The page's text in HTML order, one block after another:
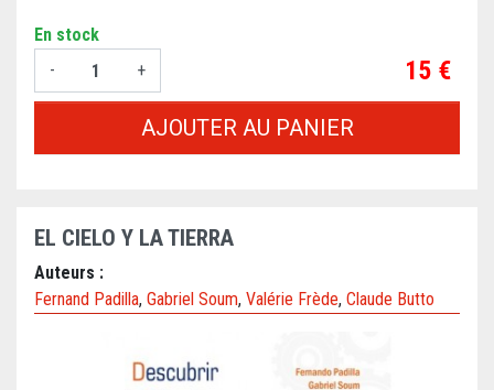
En stock
-
+ Prix
15 €
AJOUTER AU PANIER
EL CIELO Y LA TIERRA
Auteurs :
Fernand Padilla, Gabriel Soum, Valérie Frède, Claude Butto